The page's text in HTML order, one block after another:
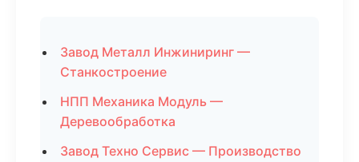
Завод Металл Инжиниринг —
Станкостроение
НПП Механика Модуль —
Деревообработка
Завод Техно Сервис — Производство